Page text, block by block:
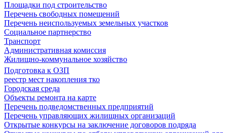
Площадки под строительство
Перечень свободных помещений
Перечень неиспользуемых земельных участков
Социальное партнерство
Транспорт
Административная комиссия
Жилищно-коммунальное хозяйство
Подготовка к ОЗП
реестр мест накопления тко
Городская среда
Объекты ремонта на карте
Перечень подведомственных предприятий
Перечень управляющих жилищных организаций
Открытые конкурсы на заключение договоров подряда